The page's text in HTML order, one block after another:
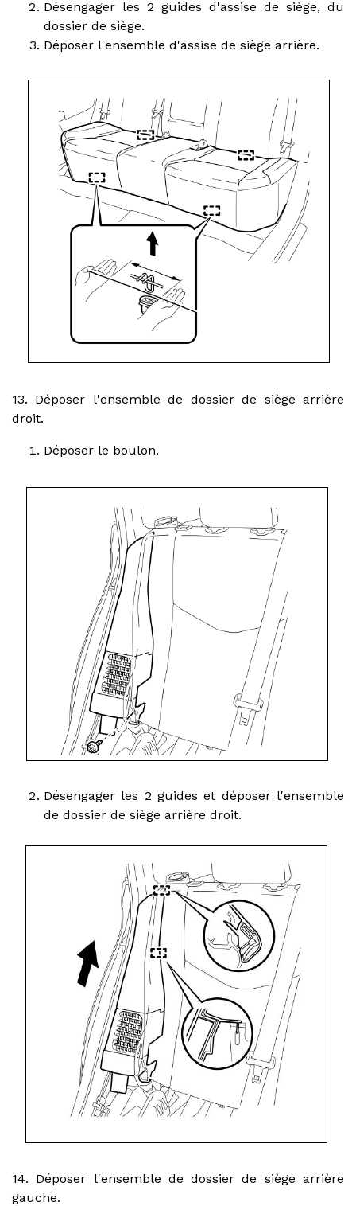
Désengager les 2 guides d'assise de siège, du
dossier de siège.
Déposer l'ensemble d'assise de siège arrière.
13. Déposer l'ensemble de dossier de siège arrière
droit.
Déposer le boulon.
Désengager les 2 guides et déposer l'ensemble
de dossier de siège arrière droit.
14. Déposer l'ensemble de dossier de siège arrière
gauche.